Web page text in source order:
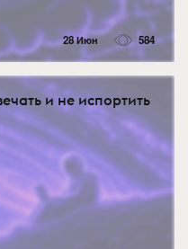
28 Июн 584
и не испортить